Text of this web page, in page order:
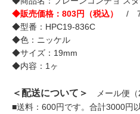
◆販売価格：803円（税込）
/
◆型番：HPC19-836C
◆色：ニッケル
◆サイズ：19mm
◆内容：1ヶ
＜配送について＞
メール便（
■送料：600円です。合計3000円